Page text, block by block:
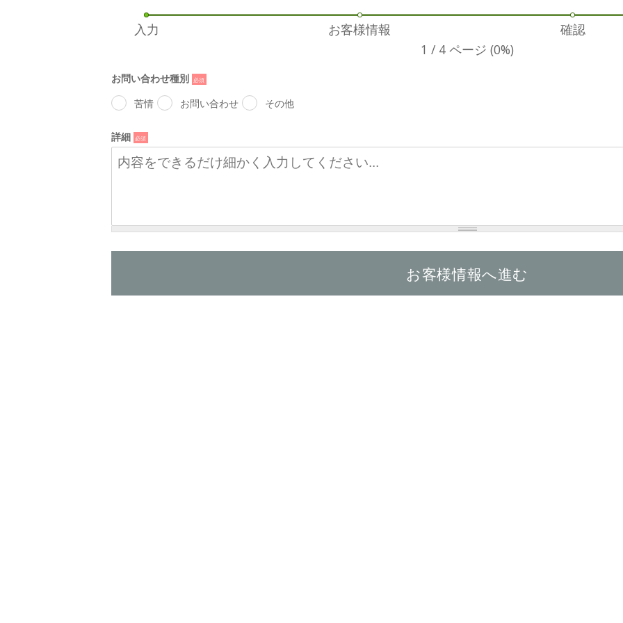
入力 お客様情報
確認
1 / 4 ページ (0%)
お問い合わせ種別
*
苦情
お問い合わせ その他
詳細
*